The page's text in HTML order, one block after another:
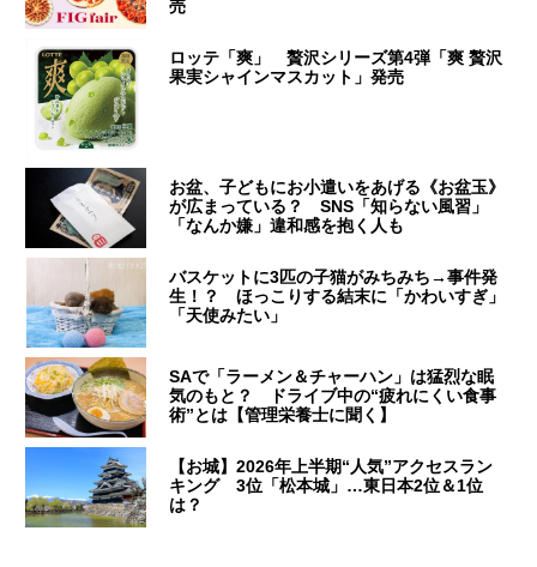
売
ロッテ「爽」 贅沢シリーズ第4弾「爽 贅沢
果実シャインマスカット」発売
お盆、子どもにお小遣いをあげる《お盆玉》
が広まっている？ SNS「知らない風習」
「なんか嫌」違和感を抱く人も
バスケットに3匹の子猫がみちみち→事件発
生！？ ほっこりする結末に「かわいすぎ」
「天使みたい」
SAで「ラーメン＆チャーハン」は猛烈な眠
気のもと？ ドライブ中の“疲れにくい食事
術”とは【管理栄養士に聞く】
【お城】2026年上半期“人気”アクセスラン
キング 3位「松本城」…東日本2位＆1位
は？